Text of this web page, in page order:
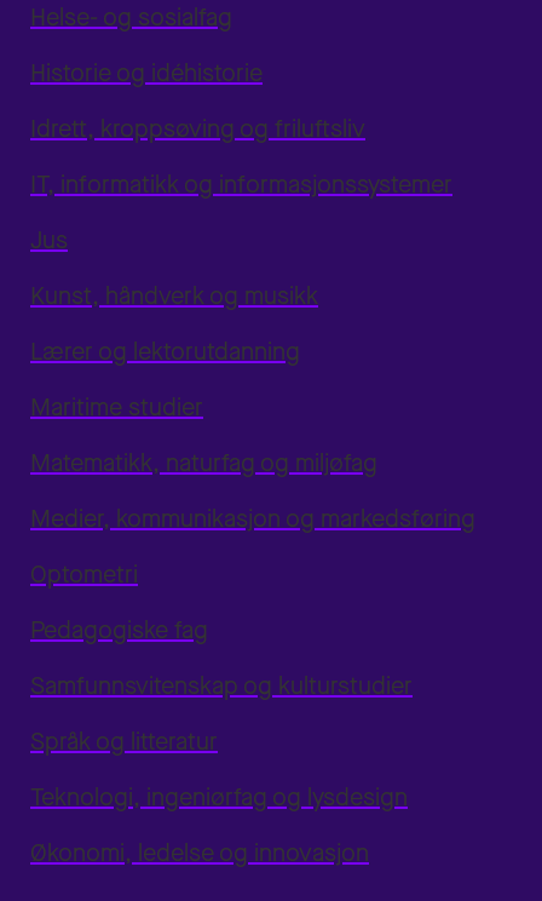
Helse- og sosialfag
Historie og idéhistorie
Idrett, kroppsøving og friluftsliv
IT, informatikk og informasjonssystemer
Jus
Kunst, håndverk og musikk
Lærer og lektorutdanning
Maritime studier
Matematikk, naturfag og miljøfag
Medier, kommunikasjon og markedsføring
Optometri
Pedagogiske fag
Samfunnsvitenskap og kulturstudier
Språk og litteratur
Teknologi, ingeniørfag og lysdesign
Økonomi, ledelse og innovasjon